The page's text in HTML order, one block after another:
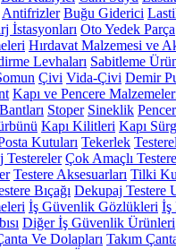
Antifrizler Buğu Giderici
İstasyonları Oto Yedek Parça
Hırdavat Malzemesi ve
Levhaları Sabitleme
Çivi Vida-Çivi Demir
Kapı ve Pencere
Stoper Sineklik
Kapı Kilitleri Kapı
Kutuları Tekerlek
Testereler Çok Amaçlı
Testere Aksesuarları Tilki
Bıçağı Dekupaj Testere
İş Güvenlik Gözlükleri İş
Diğer İş Güvenlik Ürünleri
Ve Dolapları Takım